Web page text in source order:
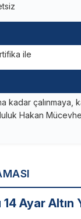
14 Ayar Altın
ile
kadar çalınmaya,
Hakan